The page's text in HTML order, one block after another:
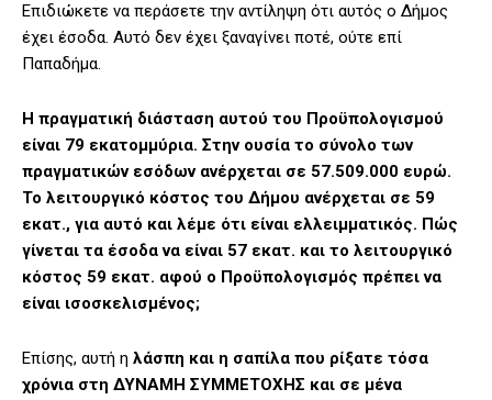
Επιδιώκετε να περάσετε την αντίληψη ότι αυτός ο Δήμος
έχει έσοδα. Αυτό δεν έχει ξαναγίνει ποτέ, ούτε επί
Παπαδήμα.
Η πραγματική διάσταση αυτού του Προϋπολογισμού
είναι 79 εκατομμύρια. Στην ουσία το σύνολο των
πραγματικών εσόδων ανέρχεται σε 57.509.000 ευρώ.
Το λειτουργικό κόστος του Δήμου ανέρχεται σε 59
εκατ., για αυτό και λέμε ότι είναι ελλειμματικός. Πώς
γίνεται τα έσοδα να είναι 57 εκατ. και το λειτουργικό
κόστος 59 εκατ. αφού ο Προϋπολογισμός πρέπει να
είναι ισοσκελισμένος;
Επίσης, αυτή η λάσπη και η σαπίλα που ρίξατε τόσα
χρόνια στη ΔΥΝΑΜΗ ΣΥΜΜΕΤΟΧΗΣ και σε μένα